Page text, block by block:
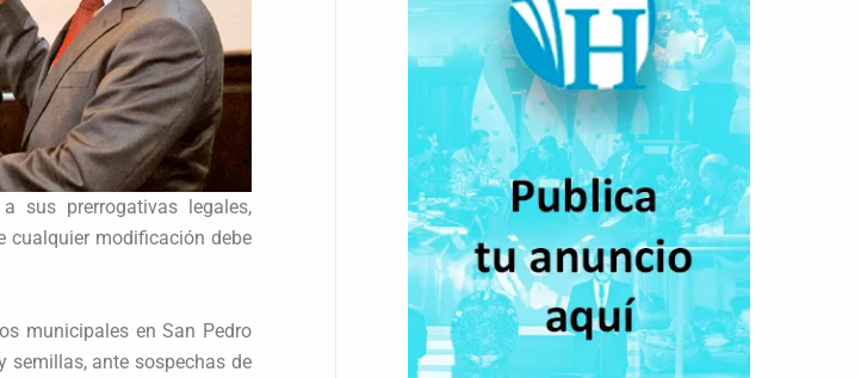
sus prerrogativas legales,
cualquier modificación debe
municipales en San Pedro
semillas, ante sospechas de